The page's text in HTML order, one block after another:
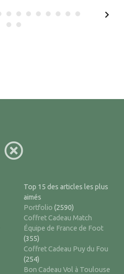
Top 15 des articles les plus
aimés
Portfolio (2590)
Coffret Cadeau Match
Équipe de France de Foot
(355)
Coffret Cadeau Puy du Fou
(254)
Bon Cadeau Vol à Toulouse